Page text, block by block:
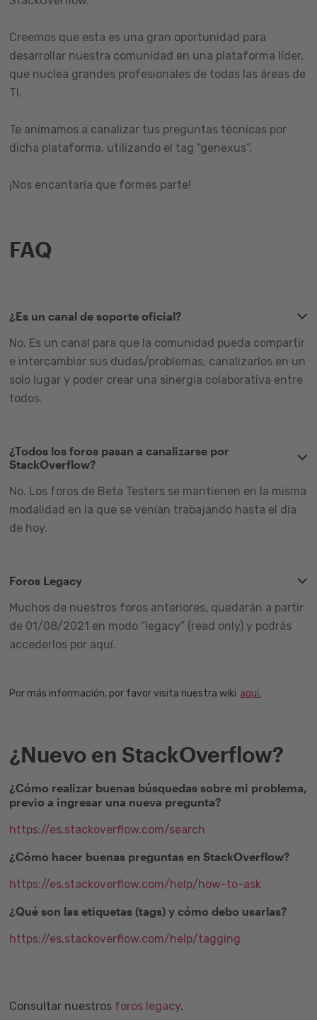
Creemos que esta es una gran oportunidad para
desarrollar nuestra comunidad en una plataforma líder,
que nuclea grandes profesionales de todas las áreas de
TI.
Te animamos a canalizar tus preguntas técnicas por
dicha plataforma, utilizando el tag “genexus”.
¡Nos encantaría que formes parte!
FAQ
¿Es un canal de soporte oficial?
No. Es un canal para que la comunidad pueda compartir
e intercambiar sus dudas/problemas, canalizarlos en un
solo lugar y poder crear una sinergia colaborativa entre
todos.
¿Todos los foros pasan a canalizarse por
StackOverflow?
No. Los foros de Beta Testers se mantienen en la misma
modalidad en la que se venían trabajando hasta el día
de hoy.
Foros Legacy
Muchos de nuestros foros anteriores, quedarán a partir
de 01/08/2021 en modo “legacy” (read only) y podrás
accederlos por aquí.
Por más información, por favor visita nuestra wiki aquí.
¿Nuevo en StackOverflow?
¿Cómo realizar buenas búsquedas sobre mi problema,
previo a ingresar una nueva pregunta?
https://es.stackoverflow.com/search
¿Cómo hacer buenas preguntas en StackOverflow?
https://es.stackoverflow.com/help/how-to-ask
¿Qué son las etiquetas (tags) y cómo debo usarlas?
https://es.stackoverflow.com/help/tagging
Consultar nuestros foros legacy.